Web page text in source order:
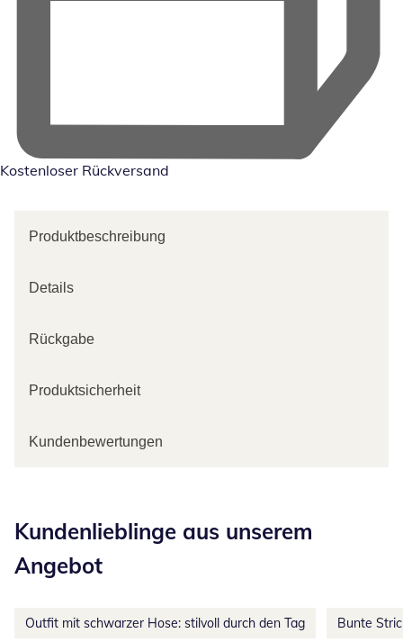
Kostenloser Rückversand
Produktbeschreibung
Details
Rückgabe
Produktsicherheit
Kundenbewertungen
Kundenlieblinge aus unserem
Angebot
Outfit mit schwarzer Hose: stilvoll durch den Tag Bunte